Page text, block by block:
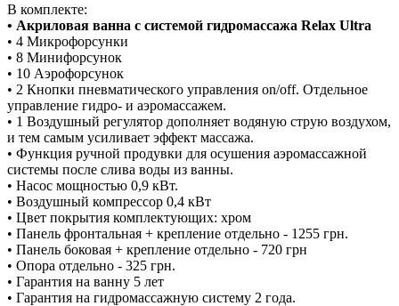
В комплекте:
• Акриловая ванна c системой гидромассажа Relax Ultra
• 4 Микрофорсунки
• 8 Минифорсунок
• 10 Аэрофорсунок
• 2 Кнопки пневматического управления on/off. Отдельное
управление гидро- и аэромассажем.
• 1 Воздушный регулятор дополняет водяную струю воздухом,
и тем самым усиливает эффект массажа.
• Функция ручной продувки для осушения аэромассажной
системы после слива воды из ванны.
• Насос мощностью 0,9 кВт.
• Воздушный компрессор 0,4 кВт
• Цвет покрытия комплектующих: хром
• Панель фронтальная + крепление отдельно - 1255 грн.
• Панель боковая + крепление отдельно - 720 грн
• Опора отдельно - 325 грн.
• Гарантия на ванну 5 лет
• Гарантия на гидромассажную систему 2 года.